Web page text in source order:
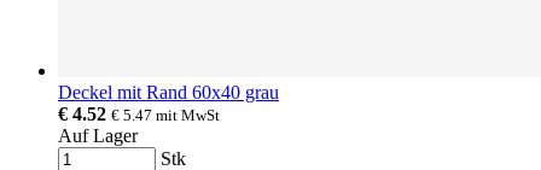
Deckel mit Rand 60x40 grau
€ 4.52 € 5.47 mit MwSt
Auf Lager
Stk